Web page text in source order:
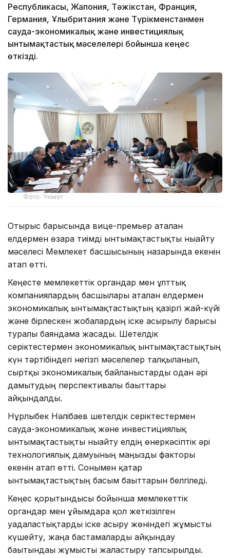
Республикасы, Жапония, Тәжікстан, Франция,
Германия, Ұлыбритания және Түрікменстанмен
сауда-экономикалық және инвестициялық
ынтымақтастық мәселелері бойынша кеңес
өткізді.
Фото: Үкімет
Отырыс барысында вице-премьер аталған
елдермен өзара тиімді ынтымақтастықты нығайту
мәселесі Мемлекет басшысының назарында екенін
атап өтті.
Кеңесте мемлекеттік органдар мен ұлттық
компаниялардың басшылары аталған елдермен
экономикалық ынтымақтастықтың қазіргі жай-күйі
және бірлескен жобалардың іске асырылу барысы
туралы баяндама жасады. Шетелдік
серіктестермен экономикалық ынтымақтастықтың
күн тәртібіндегі негізгі мәселелер талқыланып,
сыртқы экономикалық байланыстарды одан әрі
дамытудың перспективалы бағыттары
айқындалды.
Нұрлыбек Нәлібаев шетелдік серіктестермен
сауда-экономикалық және инвестициялық
ынтымақтастықты нығайту елдің өнеркәсіптік әрі
технологиялық дамуының маңызды факторы
екенін атап өтті. Сонымен қатар
ынтымақтастықтың басым бағыттарын белгіледі.
Кеңес қорытындысы бойынша мемлекеттік
органдар мен ұйымдарға қол жеткізілген
уағдаластықтарды іске асыру жөніндегі жұмысты
күшейту, жаңа бастамаларды айқындау
бағытындағы жұмысты жалғастыру тапсырылды.